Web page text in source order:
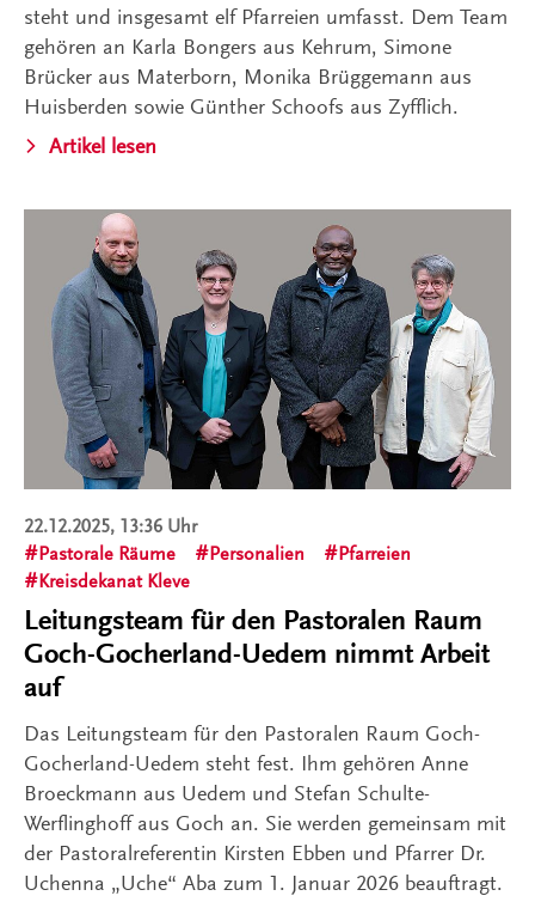
steht und insgesamt elf Pfarreien umfasst. Dem Team
gehören an Karla Bongers aus Kehrum, Simone
Brücker aus Materborn, Monika Brüggemann aus
Huisberden sowie Günther Schoofs aus Zyfflich.
Artikel lesen
22.12.2025, 13:36 Uhr
Pastorale Räume
Personalien
Pfarreien
Kreisdekanat Kleve
Leitungsteam für den Pastoralen Raum
Goch-Gocherland-Uedem nimmt Arbeit
auf
Das Leitungsteam für den Pastoralen Raum Goch-
Gocherland-Uedem steht fest. Ihm gehören Anne
Broeckmann aus Uedem und Stefan Schulte-
Werflinghoff aus Goch an. Sie werden gemeinsam mit
der Pastoralreferentin Kirsten Ebben und Pfarrer Dr.
Uchenna „Uche“ Aba zum 1. Januar 2026 beauftragt.